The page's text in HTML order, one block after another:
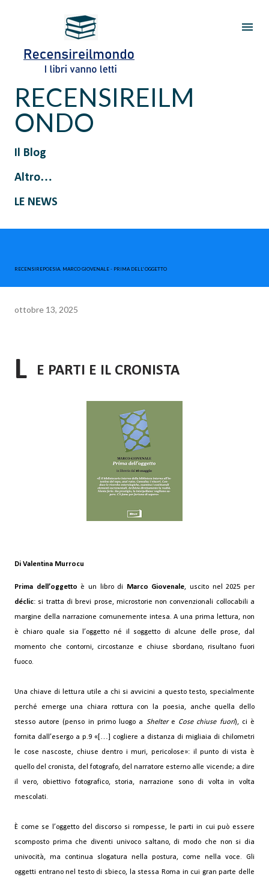
Passa ai contenuti principali
RECENSIREILM
ONDO
Il Blog
Altro…
LE NEWS
RECENSIREPOESIA. MARCO GIOVENALE - PRIMA DELL' OGGETTO
ottobre 13, 2025
L E PARTI E IL CRONISTA
Di Valentina Murrocu
Prima dell’oggetto è un libro di Marco Giovenale, uscito nel 2025 per
déclic: si tratta di brevi prose, microstorie non convenzionali collocabili a
margine della narrazione comunemente intesa. A una prima lettura, non
è chiaro quale sia l’oggetto né il soggetto di alcune delleprose, dal
momento che contorni, circostanze e chiuse sbordano, risultano fuori
fuoco.
Una chiave di lettura utile a chi si avvicini a questo testo, specialmente
perché emerge una chiara rottura con la poesia, anche quella dello
stesso autore (penso in primo luogo a Sheltere Cose chiuse fuori), ci è
fornita dall’esergo a p.9 «[…] cogliere a distanza di migliaia di chilometri
le cose nascoste, chiuse dentro i muri, pericolose»: il punto di vista è
quello del cronista, del fotografo, del narratore esterno alle vicende; a dire
il vero, obiettivo fotografico, storia, narrazione sono di volta in volta
mescolati.
È come se l’oggetto del discorso si rompesse, le parti in cui può essere
scomposto prima che diventi univoco saltano, di modo che non si dia
univocità, ma continua slogatura nella postura, come nella voce. Gli
oggetti entrano nel testo di sbieco, la stessa Roma in cui gran parte delle